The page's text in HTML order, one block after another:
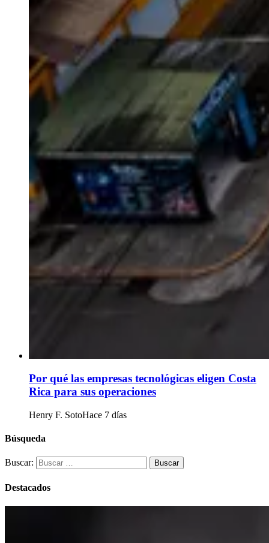
Por qué las empresas tecnológicas eligen Costa
Rica para sus operaciones
Henry F. SotoHace 7 días
Búsqueda
Buscar:
Destacados